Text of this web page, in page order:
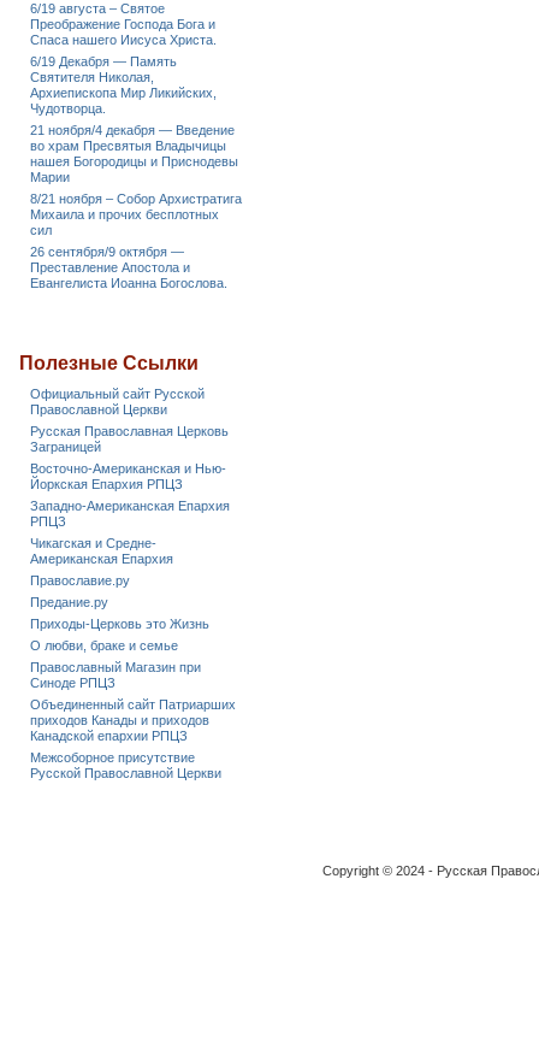
6/19 августа – Святое
Преображение Господа Бога и
Спаса нашего Иисуса Христа.
6/19 Декабря — Память
Святителя Николая,
Архиепископа Мир Ликийских,
Чудотворца.
21 ноября/4 декабря — Введение
во храм Пресвятыя Владычицы
нашея Богородицы и Приснодевы
Марии
8/21 ноября – Собор Архистратига
Михаила и прочих бесплотных
сил
26 сентября/9 октября —
Преставление Апостола и
Евангелиста Иоанна Богослова.
Полезные Ссылки
Официальный сайт Русской
Православной Церкви
Русская Православная Церковь
Заграницей
Восточно-Американская и Нью-
Йоркская Епархия РПЦЗ
Западно-Американская Епархия
РПЦЗ
Чикагская и Средне-
Американская Епархия
Православие.ру
Предание.ру
Приходы-Церковь это Жизнь
О любви, браке и семье
Православный Магазин при
Синоде РПЦЗ
Объединенный сайт Патриарших
приходов Канады и приходов
Канадской епархии РПЦЗ
Межсоборное присутствие
Русской Православной Церкви
Copyright © 2024 - Русская